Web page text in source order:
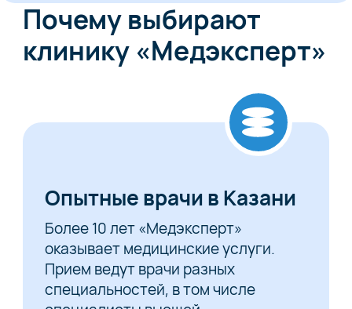
Почему выбирают
клинику «Медэксперт»
Опытные врачи в Казани
Более 10 лет «Медэксперт»
оказывает медицинские услуги.
Прием ведут врачи разных
специальностей, в том числе